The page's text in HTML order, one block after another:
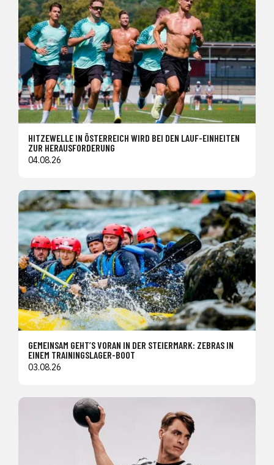
HITZEWELLE IN ÖSTERREICH WIRD BEI DEN LAUF-EINHEITEN
ZUR HERAUSFORDERUNG
04.08.26
GEMEINSAM GEHT’S VORAN IN DER STEIERMARK: ZEBRAS IN
EINEM TRAININGSLAGER-BOOT
03.08.26